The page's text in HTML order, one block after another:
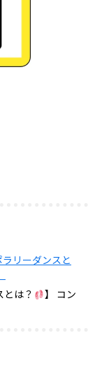
リーダンスと
とは？
】 コン